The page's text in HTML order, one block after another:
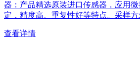
器：产品精选原装进口传感器，应用
定，精度高、重复性好等特点。采样
查看详情